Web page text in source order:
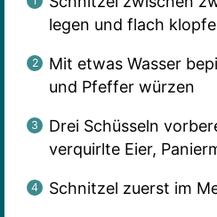
legen und flach
Mit etwas Wasser
und Pfeffer würzen
Drei Schüsseln
verquirlte Eier,
Schnitzel zuerst im